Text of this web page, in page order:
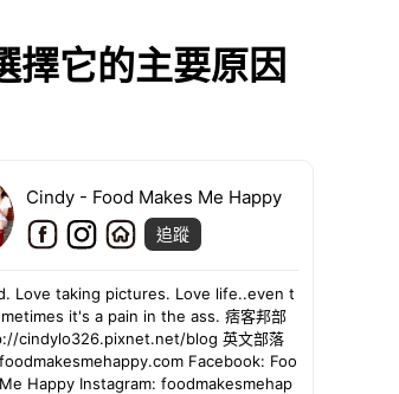
它的主要原因
Cindy - Food Makes Me Happy
追蹤
Love taking pictures. Love life..even t
it's a pain in the ass. 痞客邦部
cindylo326.pixnet.net/blog 英文部落
Facebook: Foo
Happy Instagram: foodmakesmehap